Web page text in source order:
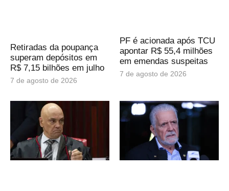
Retiradas da poupança
superam depósitos em
R$ 7,15 bilhões em julho
7 de agosto de 2026
PF é acionada após TCU
apontar R$ 55,4 milhões
em emendas suspeitas
7 de agosto de 2026